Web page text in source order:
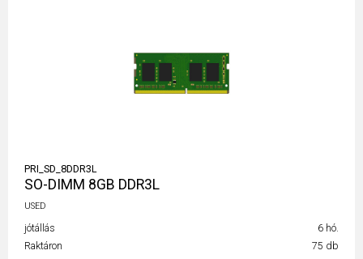
PRI_SD_8DDR3L
SO-DIMM 8GB DDR3L
USED
jótállás
6 hó.
Raktáron
75 db